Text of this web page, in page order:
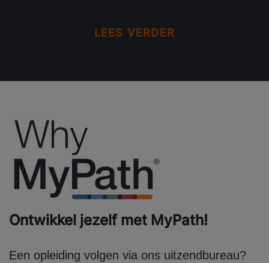
LEES VERDER
Ontwikkel jezelf met MyPath!
Een opleiding volgen via ons uitzendbureau?